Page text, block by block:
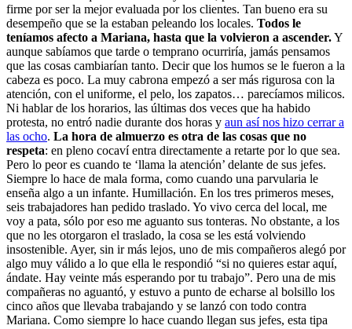
firme por ser la mejor evaluada por los clientes. Tan bueno era su
desempeño que se la estaban peleando los locales. Todos le
teníamos afecto a Mariana, hasta que la volvieron a ascender.Y
aunque sabíamos que tarde o temprano ocurriría, jamás pensamos
que las cosas cambiarían tanto. Decir que los humos se le fueron a la
cabeza es poco. La muy cabrona empezó a ser más rigurosa con la
atención, con el uniforme, el pelo, los zapatos… parecíamos milicos.
Ni hablar de los horarios, las últimas dos veces que ha habido
protesta, no entró nadie durante dos horas y aun así nos hizo cerrar a
las ocho. La hora de almuerzo es otra de las cosas que no
respeta: en pleno cocaví entra directamente a retarte por lo que sea.
Pero lo peor es cuando te ‘llama la atención’ delante de sus jefes.
Siempre lo hace de mala forma, como cuando una parvularia le
enseña algo a un infante. Humillación. En los tres primeros meses,
seis trabajadores han pedido traslado. Yo vivo cerca del local, me
voy a pata, sólo por eso me aguanto sus tonteras. No obstante, a los
que no les otorgaron el traslado, la cosa se les está volviendo
insostenible. Ayer, sin ir más lejos, uno de mis compañeros alegó por
algo muy válido a lo que ella le respondió “si no quieres estar aquí,
ándate. Hay veinte más esperando por tu trabajo”. Pero una de mis
compañeras no aguantó, y estuvo a punto de echarse al bolsillo los
cinco años que llevaba trabajando y se lanzó con todo contra
Mariana. Como siempre lo hace cuando llegan sus jefes, esta tipa